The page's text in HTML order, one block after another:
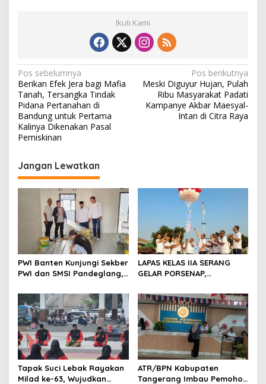
Ikuti Kami
N
a
v
i
g
a
s
i
Pos sebelumnya
Berikan Efek Jera bagi Mafia
Tanah, Tersangka Tindak
Pidana Pertanahan di
Bandung untuk Pertama
Kalinya Dikenakan Pasal
Pemiskinan
Pos berikutnya
Meski Diguyur Hujan, Pulah
Ribu Masyarakat Padati
Kampanye Akbar Maesyal-
Intan di Citra Raya
Jangan Lewatkan
PWI Banten Kunjungi Sekber
PWI dan SMSI Pandeglang,
Konferensi Organisasi
LAPAS KELAS IIA SERANG
GELAR PORSENAP,
DAN KEBERSAMAAN
Tapak Suci Lebak Rayakan
Milad ke-63, Wujudkan
ATR/BPN Kabupaten
Tangerang Imbau Pemohon